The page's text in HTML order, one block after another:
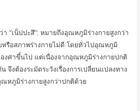
า “เน็ปปะสึ”: หมายถึงอุณหภูมิร่างกายสูงกว่า
หรือสภาพร่างกายไม่ดี โดยทั่วไปอุณหภูมิ
องศาขึ้นไป แต่เนื่องจากอุณหภูมิร่างกายปกติ
จึงต้องระมัดระวังเรื่องการเปลี่ยนแปลงทาง
หภูมิร่างกายสูงกว่าปกติด้วย